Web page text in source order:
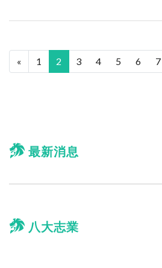
« 1 2 3 4 5 6 7
最新消息
八大志業